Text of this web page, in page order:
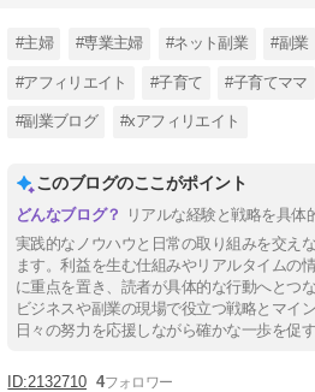
#主婦 #専業主婦 #ネット副業 #副業
#アフィリエイト #子育て #子育てママ
#副業ブログ #xアフィリエイト
このブログのここがポイント
リアルな経験と戦略を具体
実践的なノウハウと日常の取り組みを交え
ます。利益を生む仕組みやリアルタイムの
に重点を置き、読者が具体的な行動へとつ
ビジネスや副業の現場で役立つ戦略とマイ
日々の努力を応援しながら確かな一歩を促
2132710 4